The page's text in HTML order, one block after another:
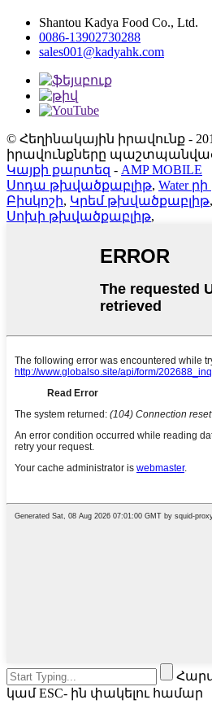
Shantou Kadya Food Co., Ltd.
0086-13902730288
sales001@kadyahk.com
© Հեղինակային իրավունք -
իրավունքները
Կայքի քարտեզ - AMP MOBILE
Սոդա թխվածքաբլիթ, Water
Բիսկոշի, Կրեմ թխվածքաբլիթ,
Սոխի թխվածքաբլիթ,
կամ ESC- ին փակելու համար